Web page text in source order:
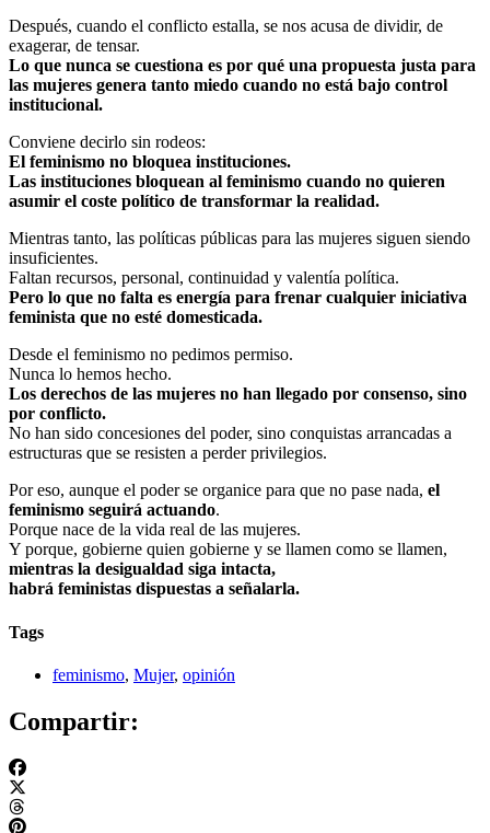
Después, cuando el conflicto estalla, se nos acusa de dividir, de
exagerar, de tensar.
Lo que nunca se cuestiona es por qué una propuesta justa para
las mujeres genera tanto miedo cuando no está bajo control
institucional.
Conviene decirlo sin rodeos:
El feminismo no bloquea instituciones.
Las instituciones bloquean al feminismo cuando no quieren
asumir el coste político de transformar la realidad.
Mientras tanto, las políticas públicas para las mujeres siguen siendo
insuficientes.
Faltan recursos, personal, continuidad y valentía política.
Pero lo que no falta es energía para frenar cualquier iniciativa
feminista que no esté domesticada.
Desde el feminismo no pedimos permiso.
Nunca lo hemos hecho.
Los derechos de las mujeres no han llegado por consenso, sino
por conflicto.
No han sido concesiones del poder, sino conquistas arrancadas a
estructuras que se resisten a perder privilegios.
Por eso, aunque el poder se organice para que no pase nada, el
feminismo seguirá actuando.
Porque nace de la vida real de las mujeres.
Y porque, gobierne quien gobierne y se llamen como se llamen,
mientras la desigualdad siga intacta,
habrá feministas dispuestas a señalarla.
Tags
feminismo, Mujer, opinión
Compartir: